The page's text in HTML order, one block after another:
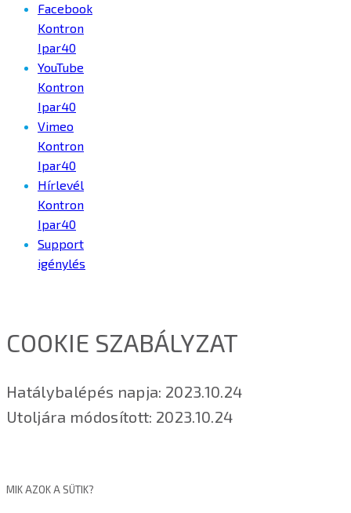
Facebook
Kontron
Ipar40
YouTube
Kontron
Ipar40
Vimeo
Kontron
Ipar40
Hírlevél
Kontron
Ipar40
Support
igénylés
COOKIE SZABÁLYZAT
Hatálybalépés napja: 2023.10.24
Utoljára módosított: 2023.10.24
MIK AZOK A SÜTIK?